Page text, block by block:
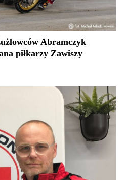
Abramczyk
piłkarzy Zawiszy